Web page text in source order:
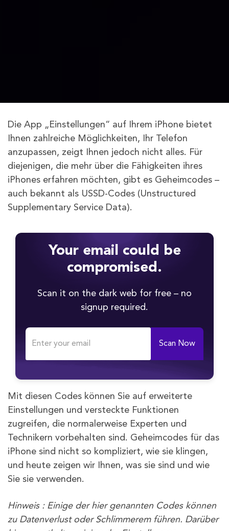
Die App „Einstellungen“ auf Ihrem iPhone bietet
Ihnen zahlreiche Möglichkeiten, Ihr Telefon
anzupassen, zeigt Ihnen jedoch nicht alles. Für
diejenigen, die mehr über die Fähigkeiten ihres
iPhones erfahren möchten, gibt es Geheimcodes –
auch bekannt als USSD-Codes (Unstructured
Supplementary Service Data).
Your email could be
compromised.
Scan it on the dark web for free – no
signup required.
Scan Now
Mit diesen Codes können Sie auf erweiterte
Einstellungen und versteckte Funktionen
zugreifen, die normalerweise Experten und
Technikern vorbehalten sind. Geheimcodes für das
iPhone sind nicht so kompliziert, wie sie klingen,
und heute zeigen wir Ihnen, was sie sind und wie
Sie sie verwenden.
Hinweis : Einige der hier genannten Codes können
zu Datenverlust oder Schlimmerem führen. Darüber